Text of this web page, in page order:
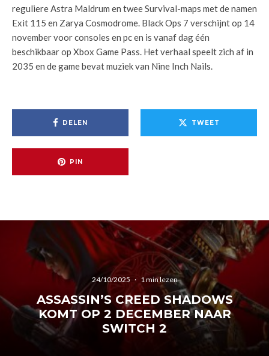
reguliere Astra Maldrum en twee Survival-maps met de namen
Exit 115 en Zarya Cosmodrome. Black Ops 7 verschijnt op 14
november voor consoles en pc en is vanaf dag één
beschikbaar op Xbox Game Pass. Het verhaal speelt zich af in
2035 en de game bevat muziek van Nine Inch Nails.
DELEN TWEET
PIN
24/10/2025 · 1 min lezen
ASSASSIN’S CREED SHADOWS
KOMT OP 2 DECEMBER NAAR
SWITCH 2